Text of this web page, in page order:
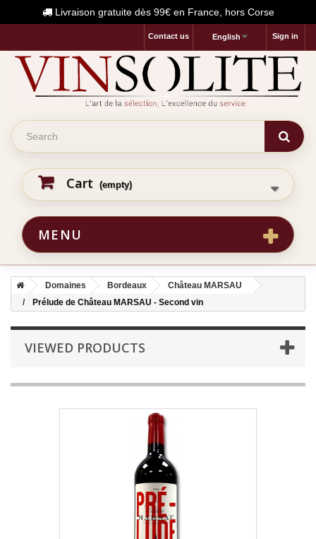
Livraison gratuite dès 99€ en France, hors Corse
Sign in
English
Contact us
Cart (empty)
MENU
Domaines Bordeaux
Château MARSAU
Prélude de Château MARSAU - Second vin
VIEWED PRODUCTS